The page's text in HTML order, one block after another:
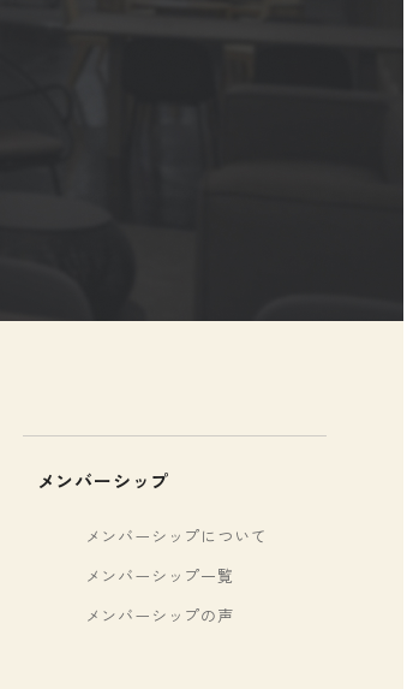
メンバーシップ
メンバーシップについて
メンバーシップ一覧
メンバーシップの声